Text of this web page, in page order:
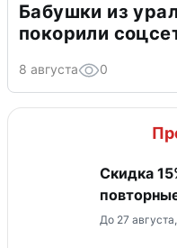
Бабушки из
покорили
8 августа 0
Скидка
До 27